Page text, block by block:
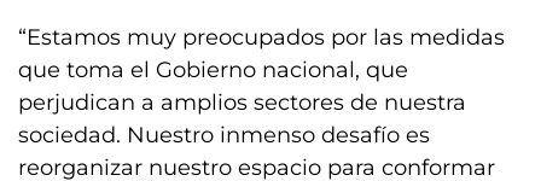
“Estamos muy preocupados por las medidas
que toma el Gobierno nacional, que
perjudican a amplios sectores de nuestra
sociedad. Nuestro inmenso desafío es
reorganizar nuestro espacio para conformar